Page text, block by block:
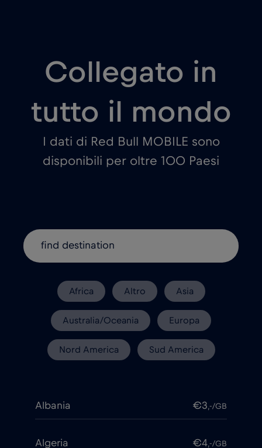
Collegato in
tutto il mondo
I dati di Red Bull MOBILE sono
disponibili per oltre 100 Paesi
Africa Altro Asia
Australia/Oceania Europa
Nord America Sud America
Albania €3,-/GB
Algeria €4,-/GB